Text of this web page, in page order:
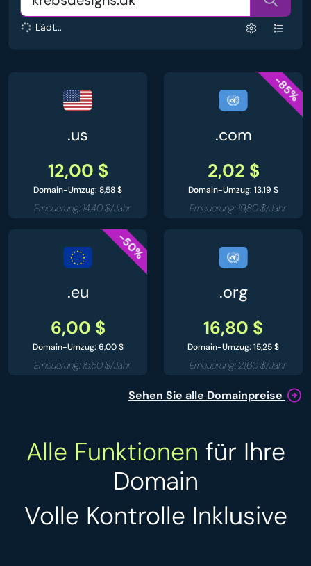
Lädt...
.us
12,00 $
Domain-Umzug: 8,58 $
Erneuerung: 14,40 $/Jahr
-85%
.com
2,02 $
Domain-Umzug: 13,19 $
Erneuerung: 19,80 $/Jahr
-50%
.eu
6,00 $
Domain-Umzug: 6,00 $
Erneuerung: 15,60 $/Jahr
.org
16,80 $
Domain-Umzug: 15,25 $
Erneuerung: 21,60 $/Jahr
Sehen Sie alle Domainpreise
Alle Funktionen für Ihre
Domain
Volle Kontrolle Inklusive